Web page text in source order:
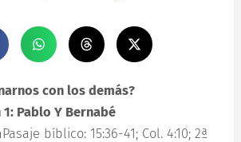
con los demás?
1: Pablo Y Bernabé
bíblico: 15:36-41; Col. 4:10; 2ª